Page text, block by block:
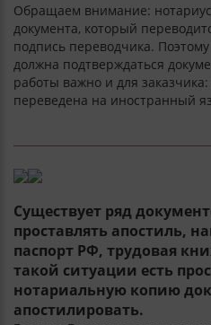
Обращаем внимание:
документа, который
подпись переводчика.
должна подтверждаться
работы важно и для
переведена на иностранный
Существует ряд
проставлять апостиль,
паспорт РФ, трудовая
такой ситуации есть
нотариальную копию
апостилировать.